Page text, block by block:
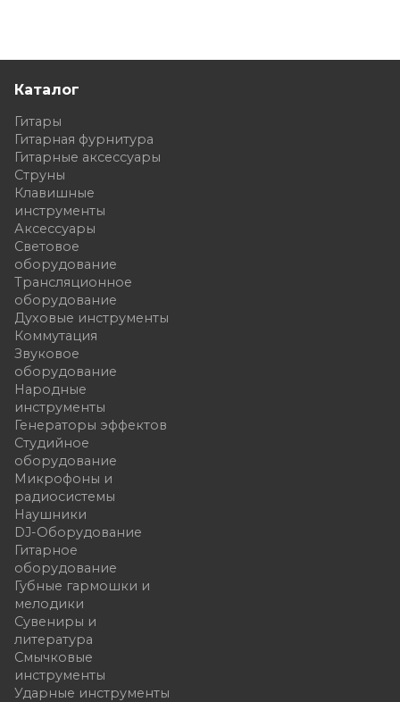
Каталог
Гитары
Гитарная фурнитура
Гитарные аксессуары
Струны
Клавишные
инструменты
Аксессуары
Световое
оборудование
Трансляционное
оборудование
Духовые инструменты
Коммутация
Звуковое
оборудование
Народные
инструменты
Генераторы эффектов
Студийное
оборудование
Микрофоны и
радиосистемы
Наушники
DJ-Оборудование
Гитарное
оборудование
Губные гармошки и
мелодики
Сувениры и
литература
Смычковые
инструменты
Ударные инструменты